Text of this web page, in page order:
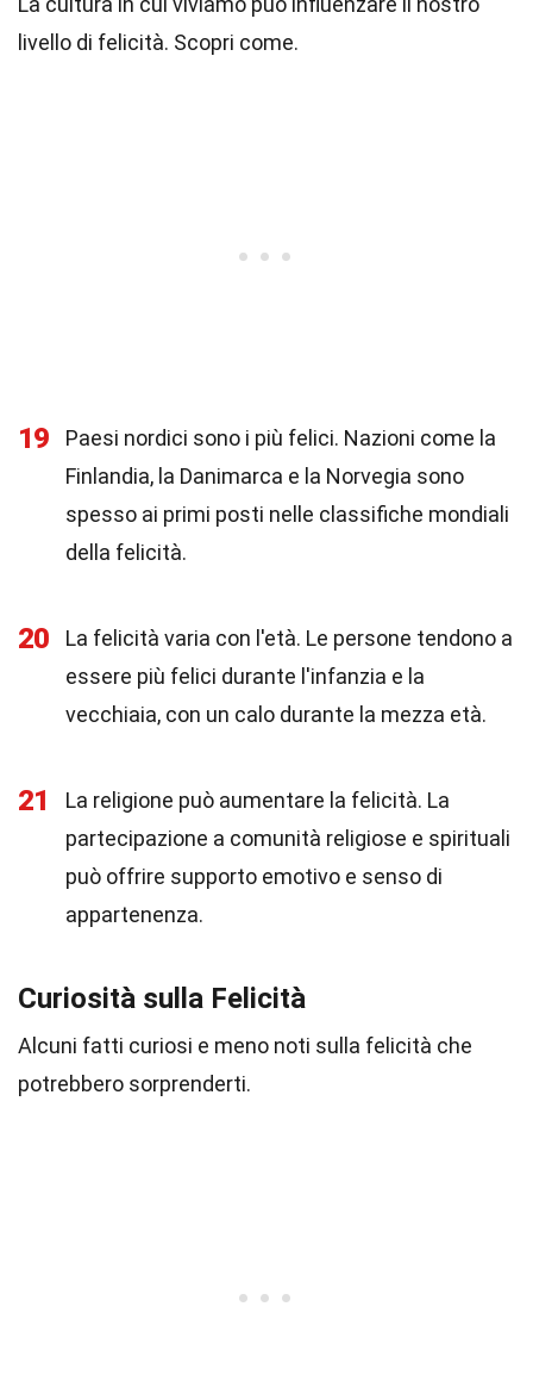
livello di felicità. Scopri come.
19
Paesi nordici sono i più felici. Nazioni come la
Finlandia, la Danimarca e la Norvegia sono
spesso ai primi posti nelle classifiche mondiali
della felicità.
20
La felicità varia con l'età. Le persone tendono a
essere più felici durante l'infanzia e la
vecchiaia, con un calo durante la mezza età.
21
La religione può aumentare la felicità. La
partecipazione a comunità religiose e spirituali
può offrire supporto emotivo e senso di
appartenenza.
Curiosità sulla Felicità
Alcuni fatti curiosi e meno noti sulla felicità che
potrebbero sorprenderti.